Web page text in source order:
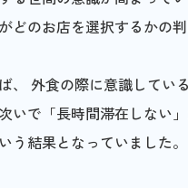
のお店を選択するかの
、 外食の際に意識してい
いで「長時間滞在しない
う結果となっていました。